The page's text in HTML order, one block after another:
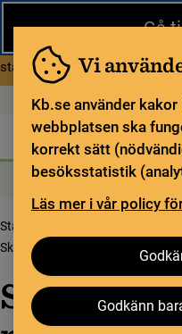
Gå
Under sommaren har KB
öppettider. Vissa veckor är
stängda.Läs mer om
Vi
Kb.se använder
webbplatsen ska
korrekt sätt
besöksstatistik
Läs mer i vår policy
Godkänn
Öppet idag: 9–18In English
Biblioteket För
Sök Sök
Söktjänster
Startsida
Skinnflådd i bokens namn
Skinnflådd